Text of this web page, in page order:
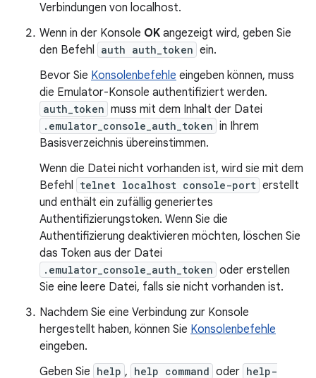
Verbindungen von localhost.
Wenn in der Konsole OK angezeigt wird, geben Sie
den Befehl auth auth_token ein.
Bevor Sie Konsolenbefehle eingeben können, muss
die Emulator-Konsole authentifiziert werden.
auth_token muss mit dem Inhalt der Datei
.emulator_console_auth_token in Ihrem
Basisverzeichnis übereinstimmen.
Wenn die Datei nicht vorhanden ist, wird sie mit dem
Befehl telnet localhost console-port erstellt
und enthält ein zufällig generiertes
Authentifizierungstoken. Wenn Sie die
Authentifizierung deaktivieren möchten, löschen Sie
das Token aus der Datei
.emulator_console_auth_token oder erstellen
Sie eine leere Datei, falls sie nicht vorhanden ist.
Nachdem Sie eine Verbindung zur Konsole
hergestellt haben, können Sie Konsolenbefehle
eingeben.
Geben Sie help , help command oder help-